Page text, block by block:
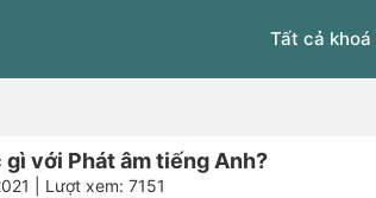
Tất cả khoá
với Phát âm tiếng Anh?
| Lượt xem: 7151